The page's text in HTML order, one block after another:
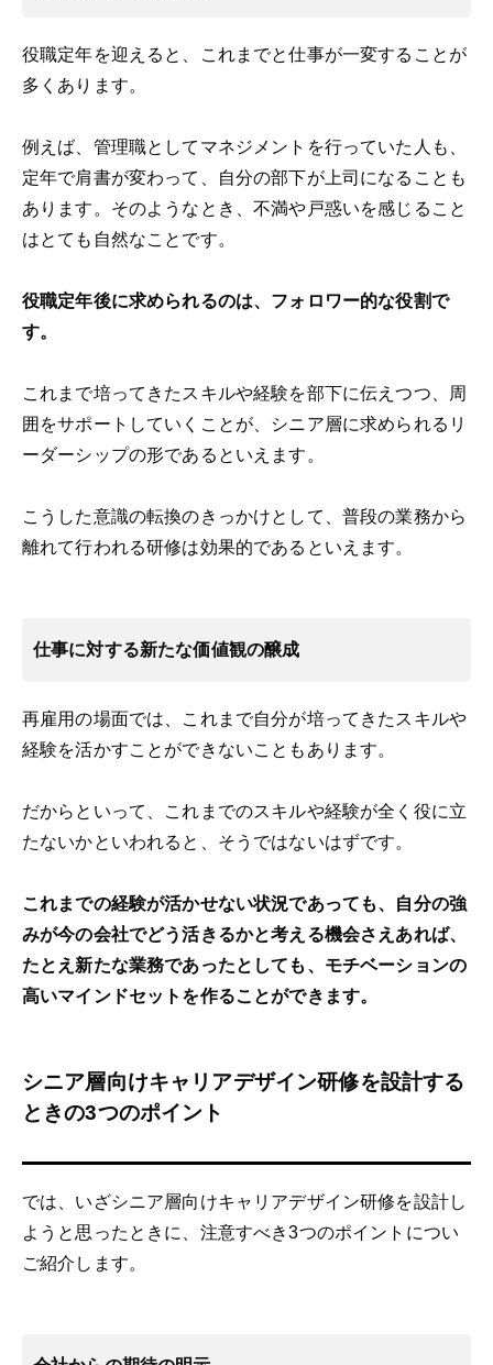
役職定年を迎えると、これまでと仕事が一変することが
多くあります。
例えば、 管理職としてマネジメントを行っていた人も、
定年で肩書が変わって、自分の部下が上司になることも
あります。 そのようなとき、不満や戸惑いを感じること
はとても自然なことです。
役職定年後に求められるのは、フォロワー的な役割で
す。
これまで培ってきたスキルや経験を部下に伝えつつ、周
囲をサポートしていくことが、シニア層に求められるリ
ーダーシップの形であるといえます。
こうした意識の転換のきっかけとして、普段の業務から
離れて行われる研修は効果的であるといえます。
仕事に対する新たな価値観の醸成
再雇用の場面では、これまで自分が培ってきたスキルや
経験を活かすことができないこともあります。
だからといって、これまでのスキルや経験が全く役に立
たないかといわれると、そうではないはずです。
これまでの経験が活かせない状況であっても、自分の強
みが今の会社でどう活きるかと考える機会さえあれば、
たとえ新たな業務であったとしても、モチベーションの
高いマインドセットを作ることができます。
シニア層向けキャリアデザイン研修を設計する
ときの3つのポイント
では、いざシニア層向けキャリアデザイン研修を設計し
ようと思ったときに、注意すべき3つのポイントについ
ご紹介します。